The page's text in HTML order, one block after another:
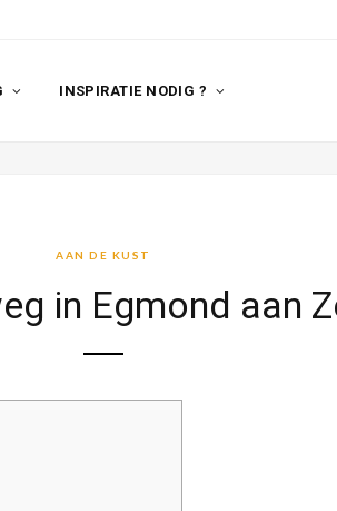
INSPIRATIE NODIG ?
AAN DE KUST
in Egmond aan